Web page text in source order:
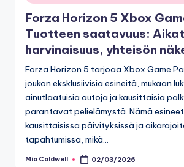
in
Forza Horizon 5 Xbox
Tuotteen saatavuus:
harvinaisuus, yhteisön
Forza Horizon 5 tarjoaa Xbox Game
joukon eksklusiivisia esineitä, mukaan
ainutlaatuisia autoja ja kausittaisia
parantavat pelielämystä. Nämä
kausittaisissa päivityksissä ja
tapahtumissa, mikä…
Posted
Mia Caldwell 02/03/2026